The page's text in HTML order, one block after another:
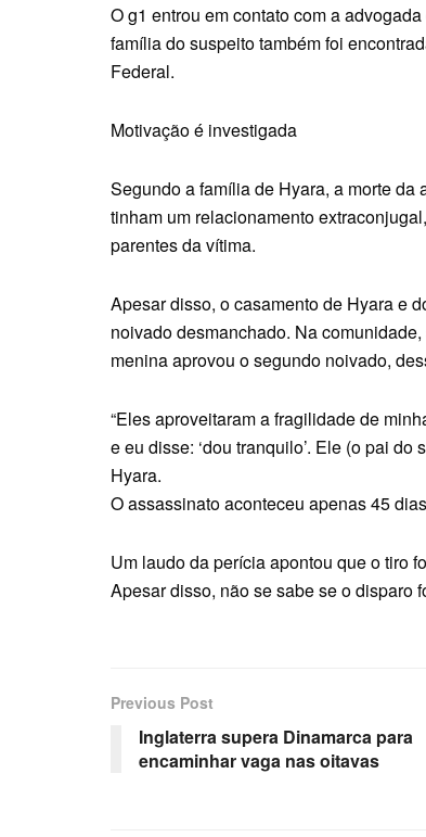
O g1 entrou em contato com a
família do suspeito também foi
Federal.
Motivação é investigada
Segundo a família de Hyara, a morte
tinham um relacionamento
parentes da vítima.
Apesar disso, o casamento de Hyara e
noivado desmanchado. Na
menina aprovou o segundo noivado,
“Eles aproveitaram a fragilidade de
e eu disse: ‘dou tranquilo’. Ele (o pai
Hyara.
O assassinato aconteceu apenas 45
Um laudo da perícia apontou que o tiro
Apesar disso, não se sabe se o disparo
Previous Post
Inglaterra supera Dinamarca para
encaminhar vaga nas oitavas